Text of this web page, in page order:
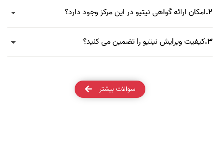
2. امکان ارائه گواهی نیتیو در این مرکز وجود دارد؟
3.کیفیت ویرایش نیتیو را تضمین می کنید؟
سوالات بیشتر